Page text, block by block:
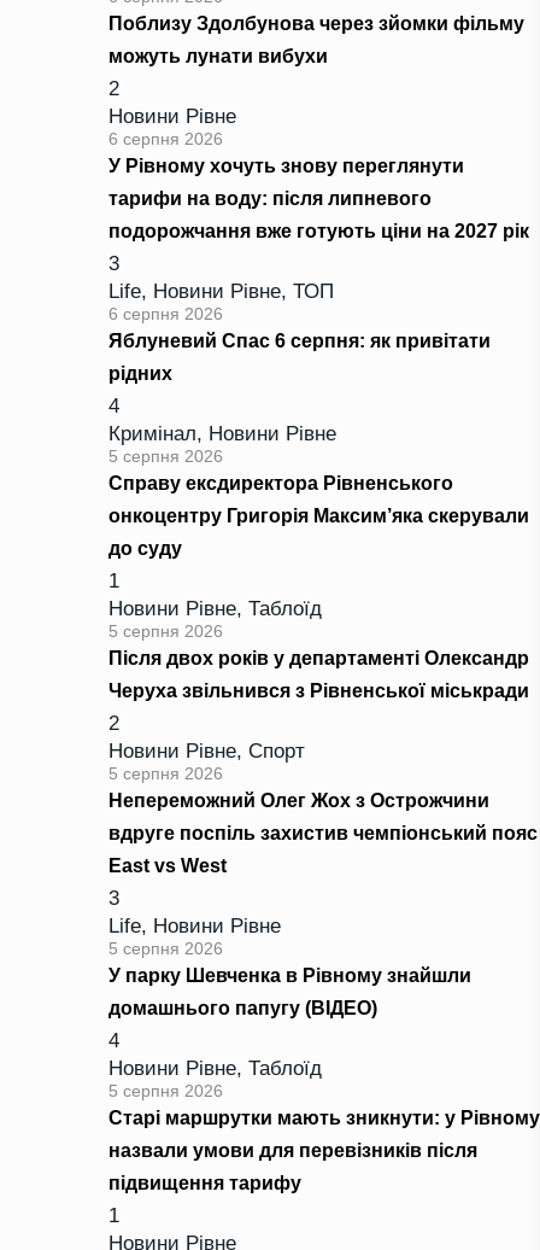
Поблизу Здолбунова через зйомки фільму
можуть лунати вибухи
2
Новини Рівне
6 серпня 2026
У Рівному хочуть знову переглянути
тарифи на воду: після липневого
подорожчання вже готують ціни на 2027 рік
3
Life, Новини Рівне, ТОП
6 серпня 2026
Яблуневий Спас 6 серпня: як привітати
рідних
4
Кримінал, Новини Рівне
5 серпня 2026
Справу ексдиректора Рівненського
онкоцентру Григорія Максим’яка скерували
до суду
1
Новини Рівне, Таблоїд
5 серпня 2026
Після двох років у департаменті Олександр
Черуха звільнився з Рівненської міськради
2
Новини Рівне, Спорт
5 серпня 2026
Непереможний Олег Жох з Острожчини
вдруге поспіль захистив чемпіонський пояс
East vs West
3
Life, Новини Рівне
5 серпня 2026
У парку Шевченка в Рівному знайшли
домашнього папугу (ВІДЕО)
4
Новини Рівне, Таблоїд
5 серпня 2026
Старі маршрутки мають зникнути: у Рівному
назвали умови для перевізників після
підвищення тарифу
1
Новини Рівне